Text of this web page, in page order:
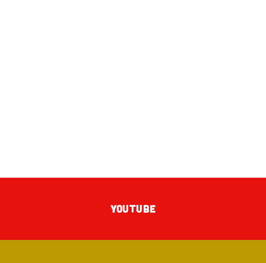
YOUTUBE